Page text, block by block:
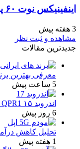
اینفینیکس نوت ۶۰ پرو: ورود رقیب تازه‌نفس به بازار میان‌رده هند
3 هفته پیش
مشاهده و ثبت نظر
جدیدترین مقالات
معرفی بهترین
5 ساعت پیش
اندروید ۱۵ QPR1 بتا ۳: تمرکز انحصاری بر پایداری و رفع اشکالات
6 روز پیش
تحلیل کاهش
1 هفته پیش